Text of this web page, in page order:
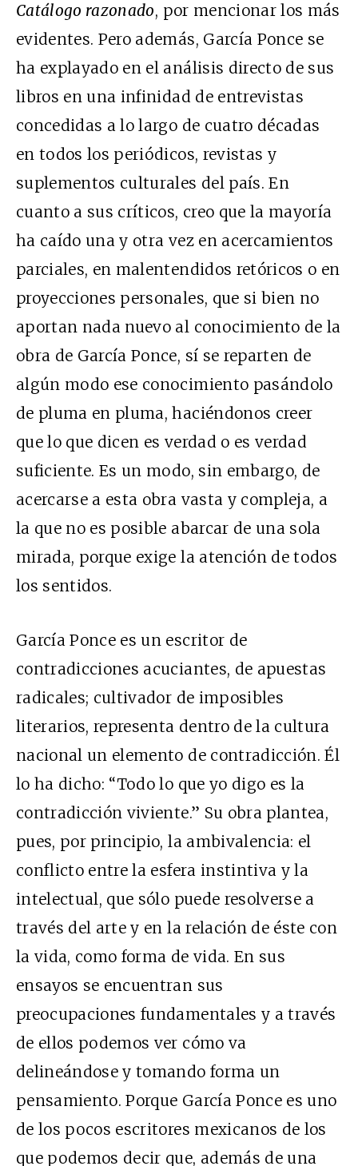
Catálogo razonado, por mencionar los más
evidentes. Pero además, García Ponce se
ha explayado en el análisis directo de sus
libros en una infinidad de entrevistas
concedidas a lo largo de cuatro décadas
en todos los periódicos, revistas y
suplementos culturales del país. En
cuanto a sus críticos, creo que la mayoría
ha caído una y otra vez en acercamientos
parciales, en malentendidos retóricos o en
proyecciones personales, que si bien no
aportan nada nuevo al conocimiento de la
obra de García Ponce, sí se reparten de
algún modo ese conocimiento pasándolo
de pluma en pluma, haciéndonos creer
que lo que dicen es verdad o es verdad
suficiente. Es un modo, sin embargo, de
acercarse a esta obra vasta y compleja, a
la que no es posible abarcar de una sola
mirada, porque exige la atención de todos
los sentidos.
García Ponce es un escritor de
contradicciones acuciantes, de apuestas
radicales; cultivador de imposibles
literarios, representa dentro de la cultura
nacional un elemento de contradicción. Él
lo ha dicho: “Todo lo que yo digo es la
contradicción viviente.” Su obra plantea,
pues, por principio, la ambivalencia: el
conflicto entre la esfera instintiva y la
intelectual, que sólo puede resolverse a
través del arte y en la relación de éste con
la vida, como forma de vida. En sus
ensayos se encuentran sus
preocupaciones fundamentales y a través
de ellos podemos ver cómo va
delineándose y tomando forma un
pensamiento. Porque García Ponce es uno
de los pocos escritores mexicanos de los
que podemos decir que, además de una